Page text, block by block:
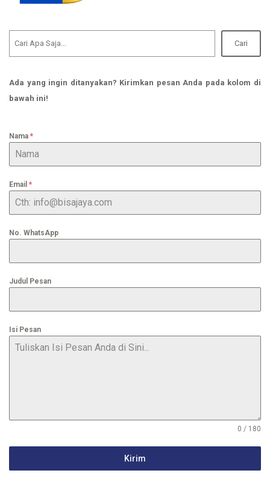
Cari
Ada yang ingin ditanyakan? Kirimkan pesan Anda pada kolom di
bawah ini!
Nama *
Email *
No. WhatsApp
Judul Pesan
Isi Pesan
0 / 180
Kirim